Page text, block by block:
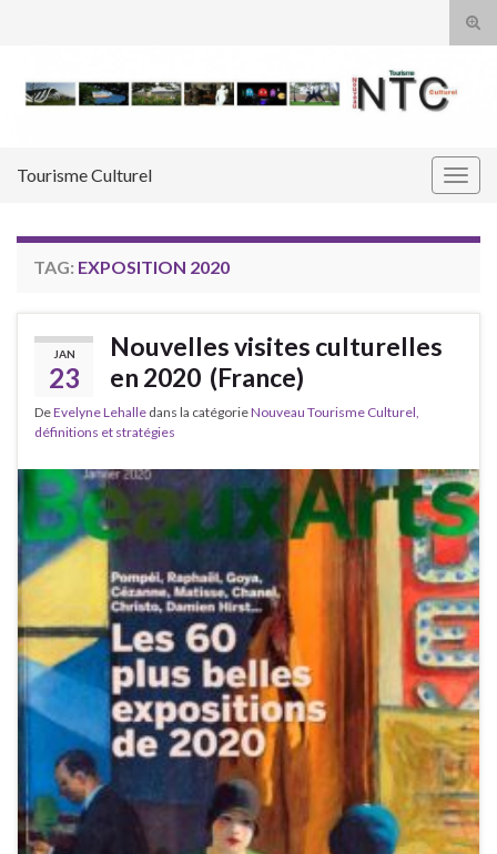
Tourisme Culturel
TAG: EXPOSITION 2020
JAN
23
Nouvelles visites culturelles
en 2020 (France)
DeEvelyne Lehalle dans la catégorieNouveau Tourisme Culturel,
définitions et stratégies